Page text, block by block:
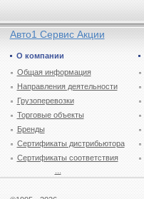
Авто1 Сервис Акции
О компании
Общая информация
Направления деятельности
Грузоперевозки
Торговые объекты
Бренды
Сертификаты дистрибьютора
Сертификаты соответствия